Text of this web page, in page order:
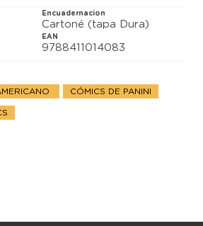
Encuadernacion
Cartoné (tapa Dura)
EAN
9788411014083
CÓMICS DE PANINI